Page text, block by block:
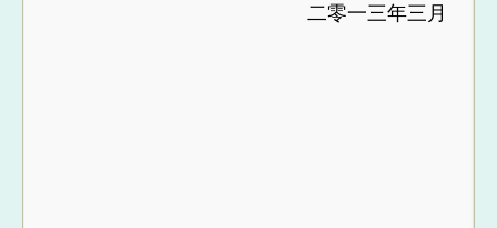
二零一三年三月